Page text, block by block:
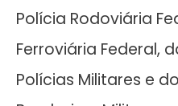
Polícia Rodoviária
Ferroviária Federal,
Polícias Militares e